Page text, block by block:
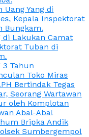
Yang di
Kepala Inspektorat
Bungkam.
di Lakukan Camat
Tuban di
3 Tahun
Toko Miras
Bertindak Tegas
Seorang Wartawan
oleh Komplotan
Abal-Abal
Bripka Andik
Sumbergempol